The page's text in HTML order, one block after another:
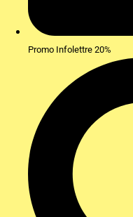
Promo Infolettre 20%